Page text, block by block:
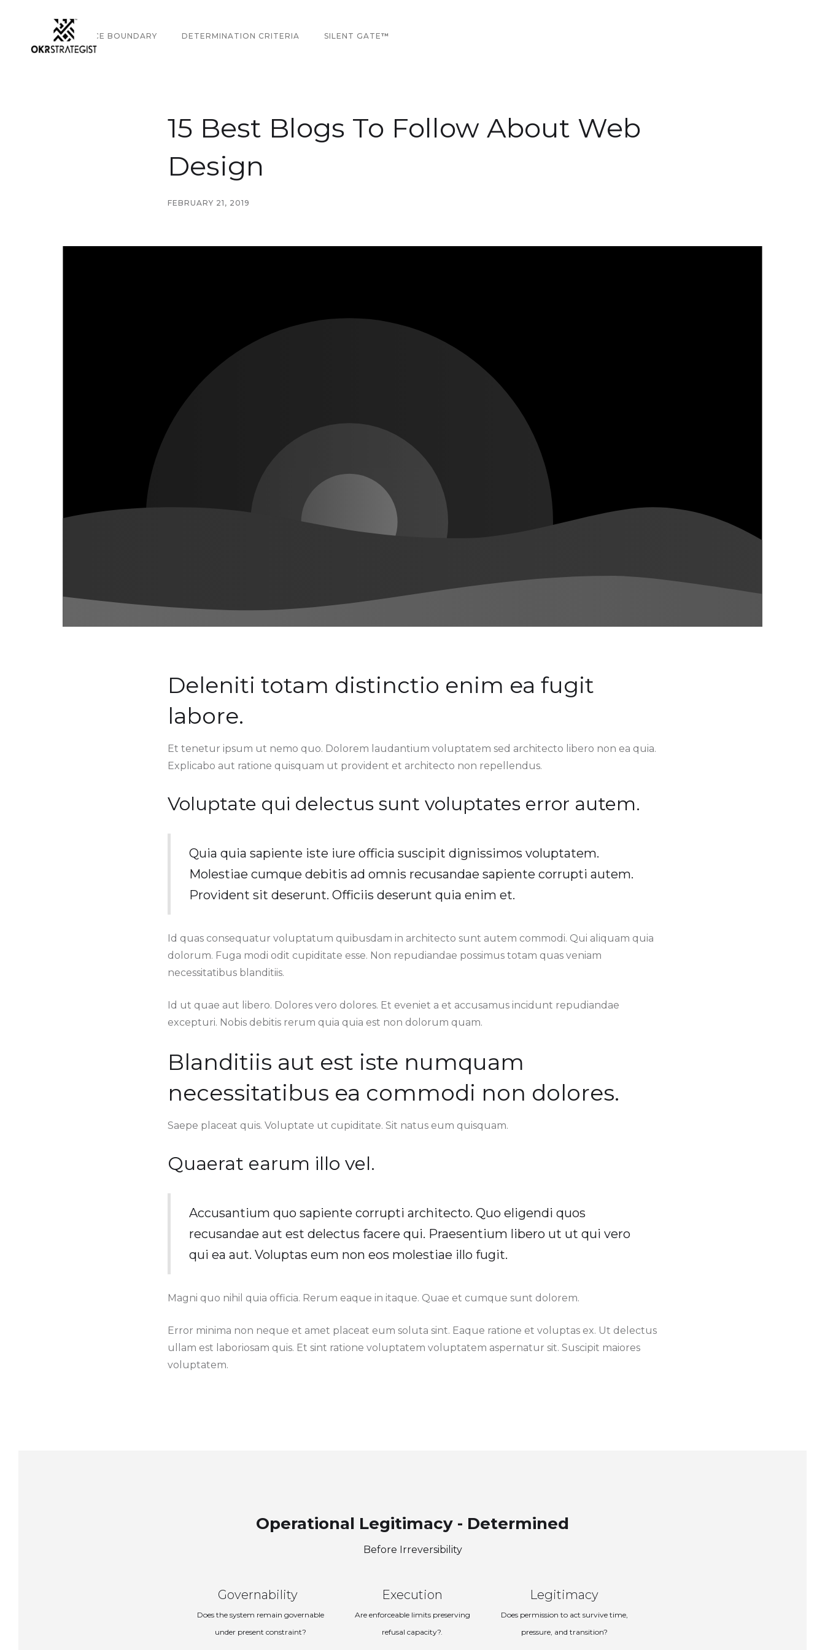
GOVERNANCE BOUNDARY DETERMINATION CRITERIA SILENT GATE™
15 Best Blogs To Follow About Web
Design
FEBRUARY 21, 2019
Deleniti totam distinctio enim ea fugit
labore.
Et tenetur ipsum ut nemo quo. Dolorem laudantium voluptatem sed architecto libero non ea quia.
Explicabo aut ratione quisquam ut provident et architecto non repellendus.
Voluptate qui delectus sunt voluptates error autem.
Quia quia sapiente iste iure officia suscipit dignissimos voluptatem.
Molestiae cumque debitis ad omnis recusandae sapiente corrupti autem.
Provident sit deserunt. Officiis deserunt quia enim et.
Id quas consequatur voluptatum quibusdam in architecto sunt autem commodi. Qui aliquam quia
dolorum. Fuga modi odit cupiditate esse. Non repudiandae possimus totam quas veniam
necessitatibus blanditiis.
Id ut quae aut libero. Dolores vero dolores. Et eveniet a et accusamus incidunt repudiandae
excepturi. Nobis debitis rerum quia quia est non dolorum quam.
Blanditiis aut est iste numquam
necessitatibus ea commodi non dolores.
Saepe placeat quis. Voluptate ut cupiditate. Sit natus eum quisquam.
Quaerat earum illo vel.
Accusantium quo sapiente corrupti architecto. Quo eligendi quos
recusandae aut est delectus facere qui. Praesentium libero ut ut qui vero
qui ea aut. Voluptas eum non eos molestiae illo fugit.
Magni quo nihil quia officia. Rerum eaque in itaque. Quae et cumque sunt dolorem.
Error minima non neque et amet placeat eum soluta sint. Eaque ratione et voluptas ex. Ut delectus
ullam est laboriosam quis. Et sint ratione voluptatem voluptatem aspernatur sit. Suscipit maiores
voluptatem.
Operational Legitimacy - Determined
Before Irreversibility
Governability
Does the system remain governable
under present constraint?
Execution
Are enforceable limits preserving
refusal capacity?.
Legitimacy
Does permission to act survive time,
pressure, and transition?